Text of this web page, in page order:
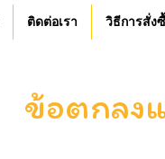
ติดต่อเรา วิธีการสั่ง
ข้อตกลง